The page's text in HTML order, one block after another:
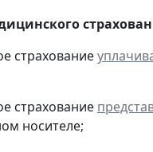
страхование
страхование
носителе;